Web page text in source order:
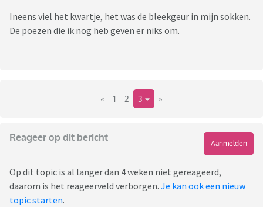
Ineens viel het kwartje, het was de bleekgeur in mijn sokken.
De poezen die ik nog heb geven er niks om.
« 1 2 3 »
Reageer op dit bericht
Aanmelden
Op dit topic is al langer dan 4 weken niet gereageerd,
daarom is het reageerveld verborgen. Je kan ook een nieuw
topic starten.